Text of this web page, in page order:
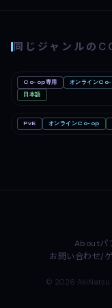
同じジャンルの
Big Walk
Co-op専用
オンライン
日本語
どろぼうノーム
PvE オンラインCo-op
Aboutパ
お問い合わせ/
© 2026 AkiNatsu